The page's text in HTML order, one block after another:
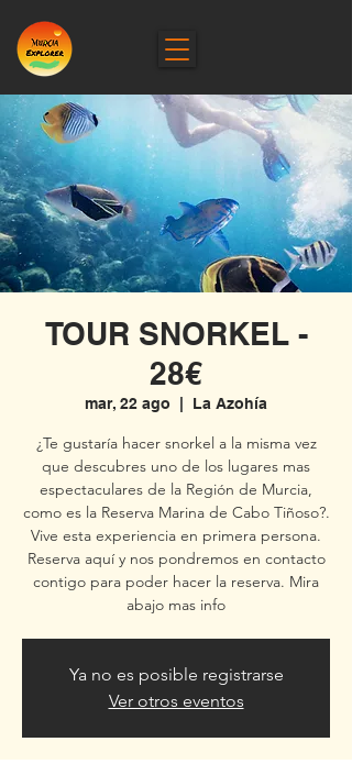
TOUR SNORKEL -
28€
mar, 22 ago La Azohía
¿Te gustaría hacer snorkel a la misma vez
que descubres uno de los lugares mas
espectaculares de la Región de Murcia,
como es la Reserva Marina de Cabo Tiñoso?.
Vive esta experiencia en primera persona.
Reserva aquí y nos pondremos en contacto
contigo para poder hacer la reserva. Mira
abajo mas info
Ya no es posible registrarse
Ver otros eventos